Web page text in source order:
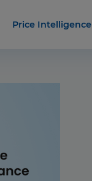
Price Intelligence